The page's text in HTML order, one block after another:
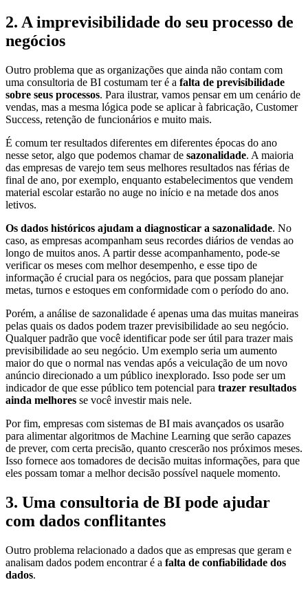
2. A imprevisibilidade do seu processo de
negócios
Outro problema que as organizações que ainda não contam com
uma consultoria de BI costumam ter é a falta de previsibilidade
sobre seus processos. Para ilustrar, vamos pensar em um cenário de
vendas, mas a mesma lógica pode se aplicar à fabricação, Customer
Success, retenção de funcionários e muito mais.
É comum ter resultados diferentes em diferentes épocas do ano
nesse setor, algo que podemos chamar de sazonalidade. A maioria
das empresas de varejo tem seus melhores resultados nas férias de
final de ano, por exemplo, enquanto estabelecimentos que vendem
material escolar estarão no auge no início e na metade dos anos
letivos.
Os dados históricos ajudam a diagnosticar a sazonalidade. No
caso, as empresas acompanham seus recordes diários de vendas ao
longo de muitos anos. A partir desse acompanhamento, pode-se
verificar os meses com melhor desempenho, e esse tipo de
informação é crucial para os negócios, para que possam planejar
metas, turnos e estoques em conformidade com o período do ano.
Porém, a análise de sazonalidade é apenas uma das muitas maneiras
pelas quais os dados podem trazer previsibilidade ao seu negócio.
Qualquer padrão que você identificar pode ser útil para trazer mais
previsibilidade ao seu negócio. Um exemplo seria um aumento
maior do que o normal nas vendas após a veiculação de um novo
anúncio direcionado a um público inexplorado. Isso pode ser um
indicador de que esse público tem potencial para trazer resultados
ainda melhores se você investir mais nele.
Por fim, empresas com sistemas de BI mais avançados os usarão
para alimentar algoritmos de Machine Learning que serão capazes
de prever, com certa precisão, quanto crescerão nos próximos meses.
Isso fornece aos tomadores de decisão muitas informações, para que
eles possam tomar a melhor decisão possível naquele momento.
3. Uma consultoria de BI pode ajudar
com dados conflitantes
Outro problema relacionado a dados que as empresas que geram e
analisam dados podem encontrar é a falta de confiabilidade dos
dados.